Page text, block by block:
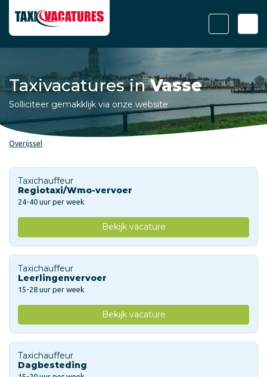
Taxivacatures inVasse
Solliciteer gemakklijk via onze website
Overijssel
Taxichauffeur
Regiotaxi/Wmo-vervoer
24-40 uur per week
Bekijk vacature
Taxichauffeur
Leerlingenvervoer
15-28 uur per week
Bekijk vacature
Taxichauffeur
Dagbesteding